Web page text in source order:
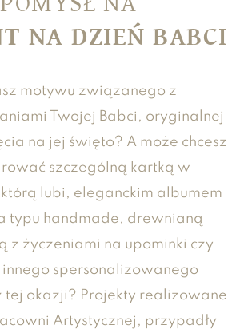
NA DZIEŃ BABCI
motywu związanego z
Twojej Babci, oryginalnej
na jej święto? A może chcesz
szczególną kartką w
lubi, eleganckim albumem
typu handmade, drewnianą
z życzeniami na upominki czy
innego spersonalizowanego
tej okazji? Projekty realizowane
Artystycznej, przypadły